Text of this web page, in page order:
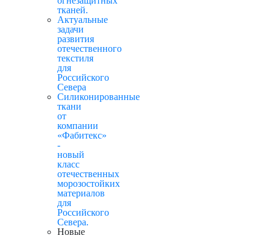
тканей.
Актуальные
задачи
развития
отечественного
текстиля
для
Российского
Севера
Силиконированные
ткани
от
компании
«Фабитекс»
-
новый
класс
отечественных
морозостойких
материалов
для
Российского
Севера.
Новые